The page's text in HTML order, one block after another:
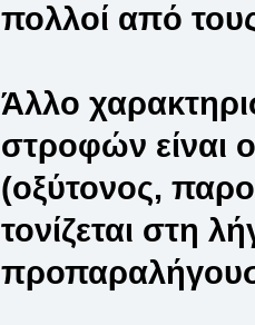
πολλοί από
Άλλο
στροφών είναι
(οξύτονος,
τονίζεται στη